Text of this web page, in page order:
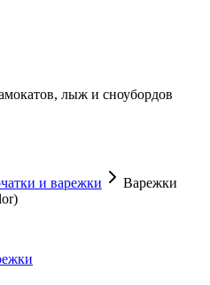
лыж и сноубордов
и варежки
Варежки